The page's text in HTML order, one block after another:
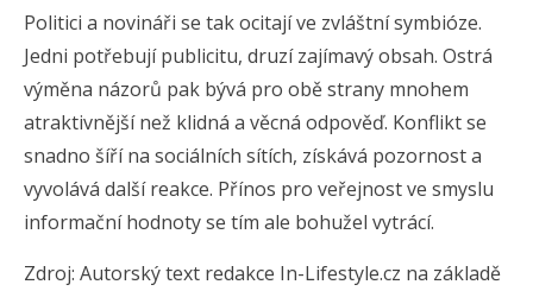
Politici a novináři se tak ocitají ve zvláštní symbióze.
Jedni potřebují publicitu, druzí zajímavý obsah. Ostrá
výměna názorů pak bývá pro obě strany mnohem
atraktivnější než klidná a věcná odpověď. Konflikt se
snadno šíří na sociálních sítích, získává pozornost a
vyvolává další reakce. Přínos pro veřejnost ve smyslu
informační hodnoty se tím ale bohužel vytrácí.
Zdroj: Autorský text redakce In-Lifestyle.cz na základě